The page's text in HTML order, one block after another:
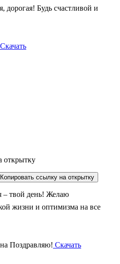
дорогая! Будь счастливой и
Скачать
открытку
Копировать ссылку на открытку
– твой день! Желаю
жизни и оптимизма на все
Скачать